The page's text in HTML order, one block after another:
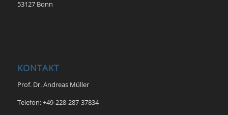
53127 Bonn
KONTAKT
Prof. Dr. Andreas Müller
Telefon: +49-228-287-37834